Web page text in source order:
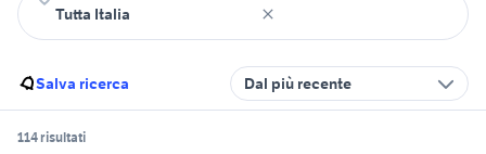
Salva ricerca Dal più recente
114 risultati